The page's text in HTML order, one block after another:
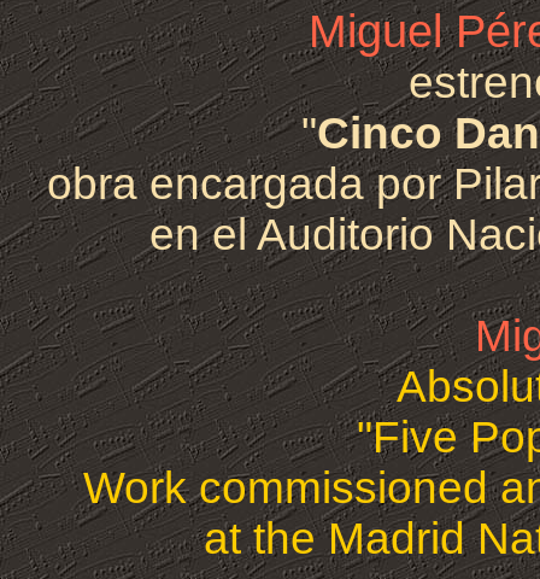
Miguel
"Cinco
obra encargada por
en el Auditorio
"Five
Work commissioned
at the Madrid